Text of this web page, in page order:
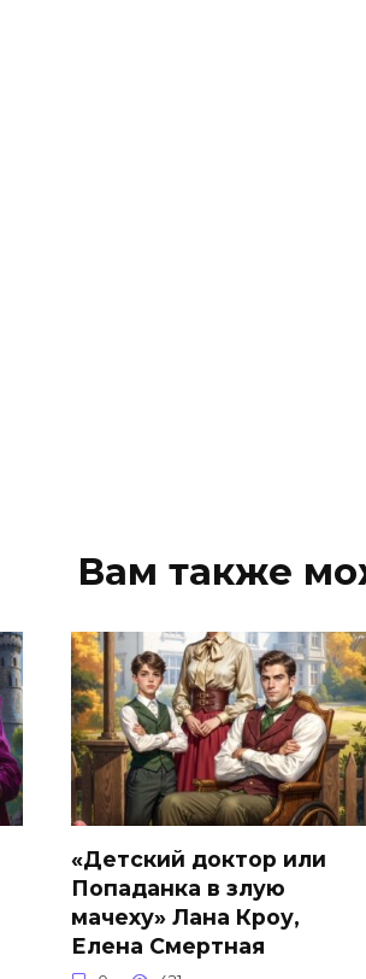
Вам также
«Детский доктор или
Попаданка в злую
мачеху» Лана Кроу,
Елена Смертная